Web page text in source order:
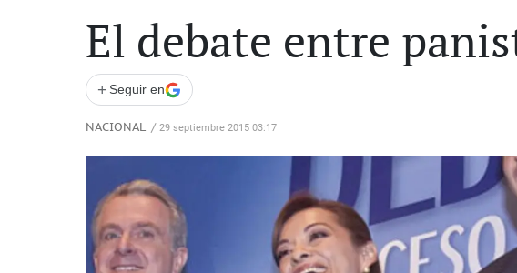
El debate entre
+ Seguir en
NACIONAL / 29 septiembre 2015 03:17